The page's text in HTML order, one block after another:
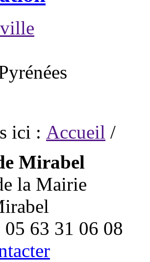
ici : Accueil /
Mirabel
la Mairie
63 31 06 08